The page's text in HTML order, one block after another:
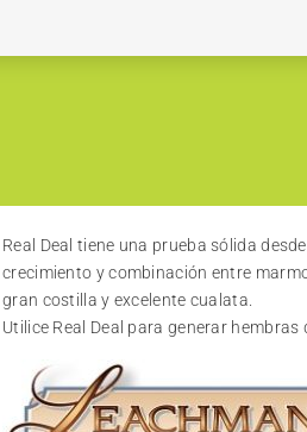
Real Deal tiene una prueba sólida
crecimiento y combinación entre
gran costilla y excelente cualata.
Utilice Real Deal para generar